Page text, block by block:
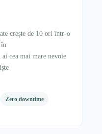
crește de 10 ori într-o
în
ai cea mai mare nevoie
Zero downtime